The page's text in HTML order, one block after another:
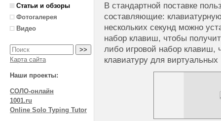
Статьи и обзоры
Фотогалерея
Видео
Карта сайта
Наши проекты:
СОЛО-онлайн
1001.ru
Online Solo Typing Tutor
В стандартной поставке
составляющие:
нескольких секунд можно
набор клавиш, чтобы
либо игровой набор клавиш,
клавиатуру для виртуальных